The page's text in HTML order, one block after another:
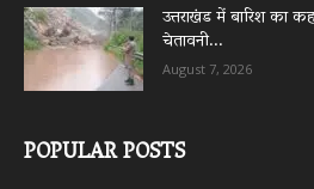
उत्तराखंड में बारिश का
चेतावनी...
August 7, 2026
POPULAR POSTS